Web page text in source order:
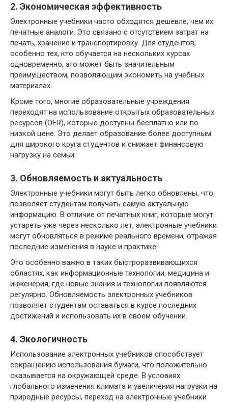
2. Экономическая эффективность
Электронные учебники часто обходятся дешевле, чем их
печатные аналоги. Это связано с отсутствием затрат на
печать, хранение и транспортировку. Для студентов,
особенно тех, кто обучается на нескольких курсах
одновременно, это может быть значительным
преимуществом, позволяющим экономить на учебных
материалах.
Кроме того, многие образовательные учреждения
переходят на использование открытых образовательных
ресурсов (OER), которые доступны бесплатно или по
низкой цене. Это делает образование более доступным
для широкого круга студентов и снижает финансовую
нагрузку на семьи.
3. Обновляемость и актуальность
Электронные учебники могут быть легко обновлены, что
позволяет студентам получать самую актуальную
информацию. В отличие от печатных книг, которые могут
устареть уже через несколько лет, электронные учебники
могут обновляться в режиме реального времени, отражая
последние изменения в науке и практике.
Это особенно важно в таких быстроразвивающихся
областях, как информационные технологии, медицина и
инженерия, где новые знания и технологии появляются
регулярно. Обновляемость электронных учебников
позволяет студентам оставаться в курсе последних
достижений и использовать их в своем обучении.
4. Экологичность
Использование электронных учебников способствует
сокращению использования бумаги, что положительно
сказывается на окружающей среде. В условиях
глобального изменения климата и увеличения нагрузки на
природные ресурсы, переход на электронные учебники